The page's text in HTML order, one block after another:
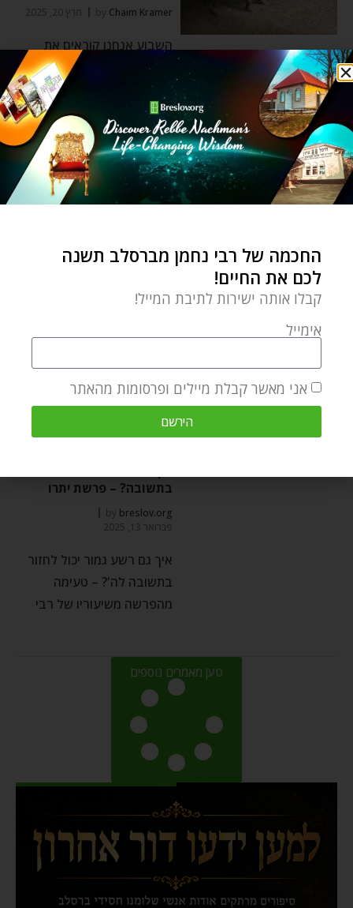
by Chaim Kramer מרץ 20, 2025
השבוע אנחנו קוראים את
פרשת ויקהל, שבה משה
רבנו מקהיל את כל בני
ישראל
פשוט ועמוק
by Chaim Kramer
תרומה מאת כל איש אשר
בתשובה? – פרשת יתרו
by breslov.org
פברואר 13, 2025
איך גם רשע גמור יכול לחזור
בתשובה לה'? – טעימה
מהפרשה משיעוריו של רבי
טען מאמרים נוספים
החכמה של רבי נחמן מברסלב תשנה
לכם את החיים!
קבלו אותה ישירות לתיבת המייל!
אימייל
אני מאשר קבלת מיילים ופרסומות מהאתר
הירשם